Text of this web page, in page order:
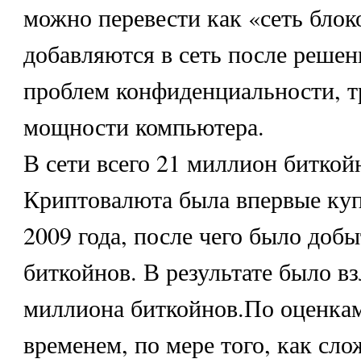
можно перевести как «сеть
добавляются в сеть после
проблем конфиденциальности,
мощности компьютера.
В сети всего 21 миллион
Криптовалюта была впервые
2009 года, после чего было
биткойнов. В результате было
миллиона биткойнов.По
временем, по мере того, как